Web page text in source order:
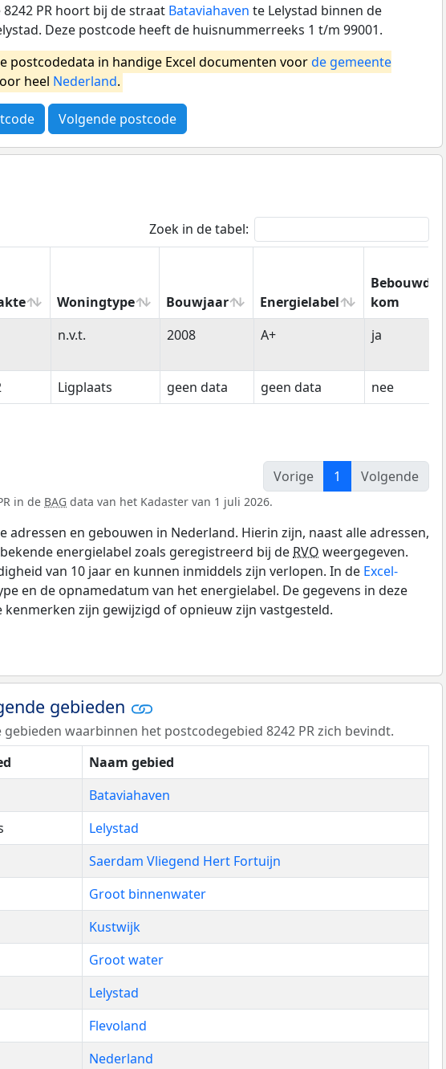
PR hoort bij de straat Bataviahaven te Lelystad binnen de
Deze postcode heeft de huisnummerreeks 1 t/m 99001.
postcodedata in handige Excel documenten voorde gemeente
heel Nederland.
Volgende postcode
Zoek in de tabel:
Woningtype Bouwjaar Energielabel
Bebouwde
kom
Woningtype Bouwjaar Energielabel
Bebouwde
kom
n.v.t. 2008 A+ ja
Ligplaats geen data geen data nee
Vorige
1 Volgende
in de BAG data van het Kadaster van 1 juli 2026.
adressen en gebouwen in Nederland. Hierin zijn, naast alle adressen,
energielabel zoals geregistreerd bij de RVO weergegeven.
van 10 jaar en kunnen inmiddels zijn verlopen. In de Excel-
en de opnamedatum van het energielabel. De gegevens in deze
zijn gewijzigd of opnieuw zijn vastgesteld.
gebieden
gebieden waarbinnen het postcodegebied 8242 PR zich bevindt.
Naam gebied
Bataviahaven
Lelystad
Saerdam Vliegend Hert Fortuijn
Groot binnenwater
Kustwijk
Groot water
Lelystad
Flevoland
Nederland